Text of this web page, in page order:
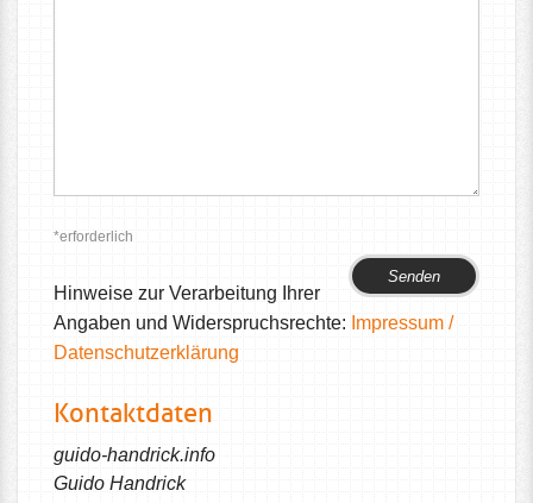
*erforderlich
lasse
dieses
Feld
leer.
lasse
dieses
Feld
leer.
Hinweise zur Verarbeitung Ihrer
Angaben und Widerspruchsrechte: Impressum /
Datenschutzerklärung
Kontaktdaten
guido-handrick.info
Guido Handrick